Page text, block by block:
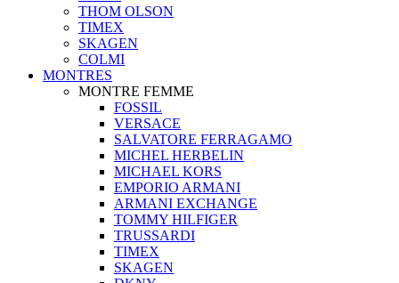
THOM OLSON
TIMEX
SKAGEN
COLMI
MONTRES
MONTRE FEMME
FOSSIL
VERSACE
SALVATORE FERRAGAMO
MICHEL HERBELIN
MICHAEL KORS
EMPORIO ARMANI
ARMANI EXCHANGE
TOMMY HILFIGER
TRUSSARDI
TIMEX
SKAGEN